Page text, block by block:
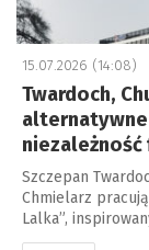
15.07.2026 (14:08)
Twardoch,
alternatywne
Szczepan
Chmielarz
Lalka”,